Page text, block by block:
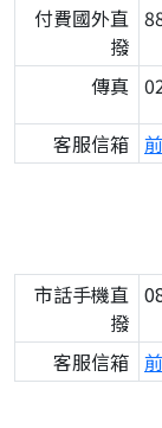
付費國外直
撥
傳真
客服信箱
市話手機直
撥
客服信箱